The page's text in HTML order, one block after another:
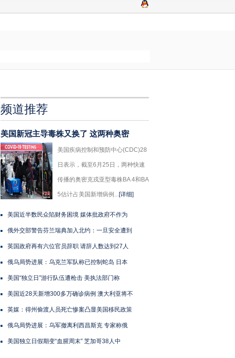
频道推荐
美国新冠主导毒株又换了 这两种奥密
美国疾病控制和预防中心(CDC)28
日表示，截至6月25日，两种快速
传播的奥密克戎亚型毒株BA 4和BA
5估计占美国新增病例...[详细]
美国近半数民众陷财务困境 媒体批政府不作为
俄外交部警告芬兰瑞典加入北约：一旦安全遭到
英国政府再有六位官员辞职 请辞人数达到27人
俄乌局势进展：乌克兰军队称已控制蛇岛 日本
美国“独立日”游行队伍遭枪击 美执法部门称
美国近28天新增300多万确诊病例 澳大利亚将不
英媒：得州偷渡人员死亡惨案凸显美国移民政策
俄乌局势进展：乌军撤离利西昌斯克 专家称俄
美国独立日假期变“血腥周末” 芝加哥38人中